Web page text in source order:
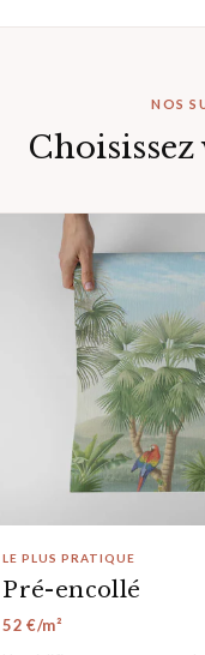
NOS
LE PLUS PRATIQUE
Pré-encollé
52 €/m²